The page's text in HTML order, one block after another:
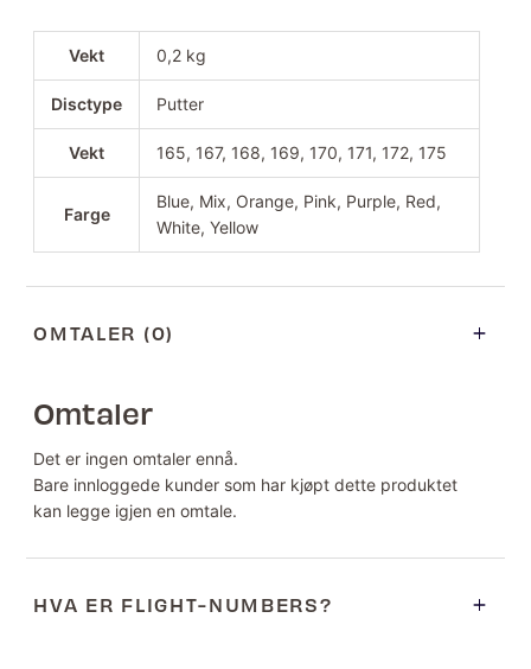
Vekt 0,2 kg
Disctype Putter
Vekt 165, 167, 168, 169, 170, 171, 172, 175
Farge
Blue, Mix, Orange, Pink, Purple, Red,
White, Yellow
OMTALER (0)
Omtaler
Det er ingen omtaler ennå.
Bare innloggede kunder som har kjøpt dette produktet
kan legge igjen en omtale.
HVA ER FLIGHT-NUMBERS?